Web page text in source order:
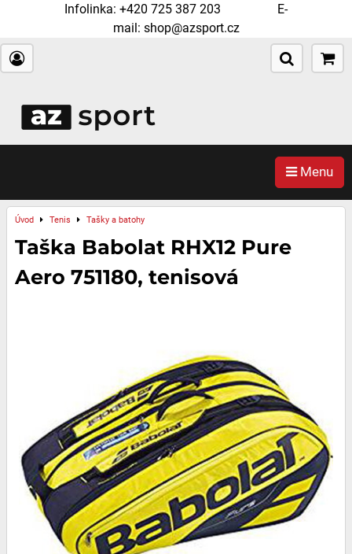
Infolinka: +420 725 387 203 E-
mail: shop@azsport.cz
Menu
Úvod Tenis Tašky a batohy
Taška Babolat RHX12 Pure
Aero 751180, tenisová